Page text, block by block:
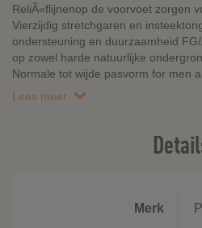
ReliÃ«flijnenop de voorvoet zorgen
Vierzijdig stretchgaren en
ondersteuning en duurzaamheid
op zowel harde natuurlijke
Normale tot wijde pasvorm for men
Lees meer
Merk